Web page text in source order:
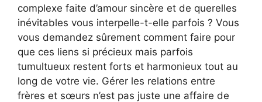
complexe faite d’amour sincère et de querelles
inévitables vous interpelle-t-elle parfois ? Vous
vous demandez sûrement comment faire pour
que ces liens si précieux mais parfois
tumultueux restent forts et harmonieux tout au
long de votre vie. Gérer les relations entre
frères et sœurs n’est pas juste une affaire de